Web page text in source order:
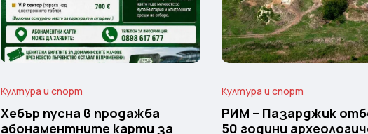
Култура и спорт
Хебър пусна в продажба
абонаментните карти за
Култура и спорт
РИМ – Пазарджик
50 години